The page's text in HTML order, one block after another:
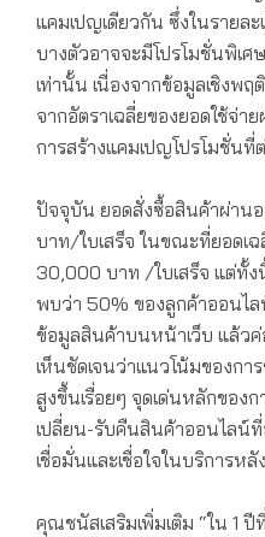
แคมเปญเดียวกัน ซึ่งในรายล
บางตัวอาจจะมีโปรโมชั่นพิเ
เท่านั้น เนื่องจากข้อมูลเชิงพ
จากอัตราเฉลี่ยของยอดใช้จ่
การสร้างแคมเปญโปรโมชั่นที่
ปัจจุบัน ยอดสั่งซื้อสินค้าผ่าน
บาท/ใบเสร็จ ในขณะที่ยอดเ
30,000 บาท /ใบเสร็จ แต่ทั้ง
พบว่า 50% ของลูกค้าออนไล
ข้อมูลสินค้าบนหน้าเว็บ แล้วค่
เห็นชัดเจนว่าแนวโน้มของก
สูงขึ้นเรื่อยๆ จุดเด่นหลักของ
เปลี่ยน-รับคืนสินค้าออนไลน์ที่
เชื่อมั่นและเชื่อใจในบริการห
คุณชนัสเสริมเพิ่มเติม “ใน 1